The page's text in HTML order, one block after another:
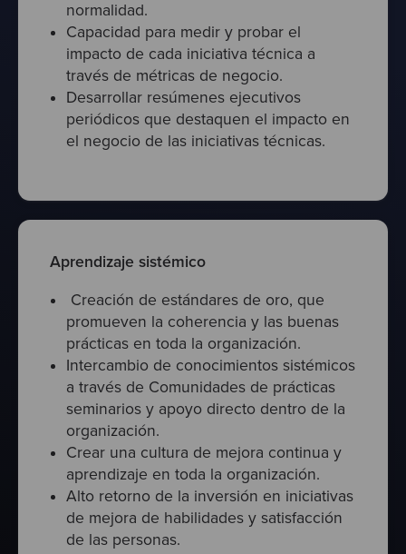
normalidad.
Capacidad para medir y probar el
impacto de cada iniciativa técnica a
través de métricas de negocio.
Desarrollar resúmenes ejecutivos
periódicos que destaquen el impacto en
el negocio de las iniciativas técnicas.
Aprendizaje sistémico
Creación de estándares de oro, que
promueven la coherencia y las buenas
prácticas en toda la organización.
Intercambio de conocimientos sistémicos
a través de Comunidades de prácticas
seminarios y apoyo directo dentro de la
organización.
Crear una cultura de mejora continua y
aprendizaje en toda la organización.
Alto retorno de la inversión en iniciativas
de mejora de habilidades y satisfacción
de las personas.